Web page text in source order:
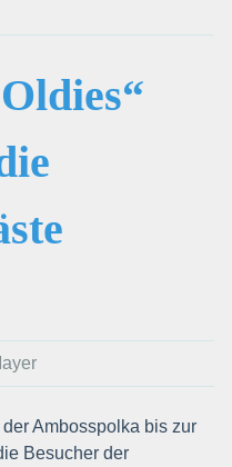
Ambosspolka bis zur
Besucher der